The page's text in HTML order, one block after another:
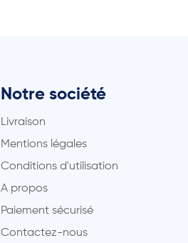
Notre société
Livraison
Mentions légales
Conditions d'utilisation
A propos
Paiement sécurisé
Contactez-nous